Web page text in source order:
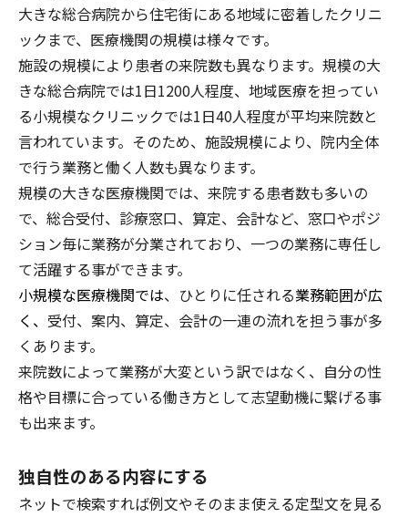
大きな総合病院から住宅街にある地域に密着したクリニ
ックまで、医療機関の規模は様々です。
施設の規模により患者の来院数も異なります。規模の大
きな総合病院では1日1200人程度、地域医療を担ってい
る小規模なクリニックでは1日40人程度が平均来院数と
言われています。そのため、施設規模により、院内全体
で行う業務と働く人数も異なります。
規模の大きな医療機関では、来院する患者数も多いの
で、総合受付、診療窓口、算定、会計など、窓口やポジ
ション毎に業務が分業されており、一つの業務に専任し
て活躍する事ができます。
小規模な医療機関では、ひとりに任される業務範囲が広
く、 受付、案内、算定、会計の一連の流れを担う事が多
くあります。
来院数によって業務が大変という訳ではなく、自分の性
格や目標に合っている働き方として志望動機に繋げる事
も出来ます。
独自性のある内容にする
ネットで検索すれば例文やそのまま使える定型文を見る